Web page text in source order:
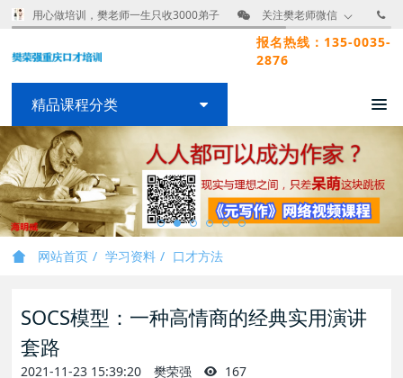
用心做培训，樊老师一生只收3000弟子 关注樊老师微信
报名热线：135-0035-
2876
精品课程分类
网站首页 学习资料 口才方法
SOCS模型：一种高情商的经典实用演讲
套路
2021-11-23 15:39:20 樊荣强 167